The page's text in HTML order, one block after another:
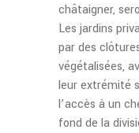
châtaigner,
Les jardins
par des
végétalisées,
leur extrémité
l’accès à un
fond de la